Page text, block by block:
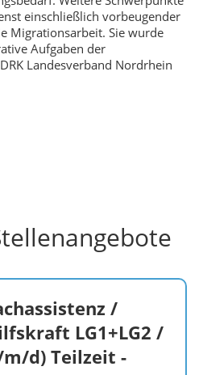
einschließlich vorbeugender
Migrationsarbeit. Sie wurde
Aufgaben der
Landesverband Nordrhein
/
LG1+LG2 /
m/d) Teilzeit -